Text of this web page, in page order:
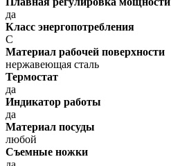
да
Класс энергопотребления
C
Материал рабочей поверхности
нержавеющая сталь
Термостат
да
Индикатор работы
да
Материал посуды
любой
Съемные ножки